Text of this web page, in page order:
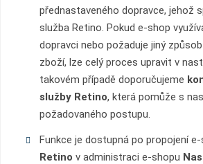
přednastaveného dopravce, jehož
služba Retino. Pokud e-shop
dopravci nebo požaduje jiný
zboží, lze celý proces upravit v
takovém případě doporučujeme
služby Retino, která pomůže s
požadovaného postupu.
Funkce je dostupná po propojení
Retino v administraci e-shopu